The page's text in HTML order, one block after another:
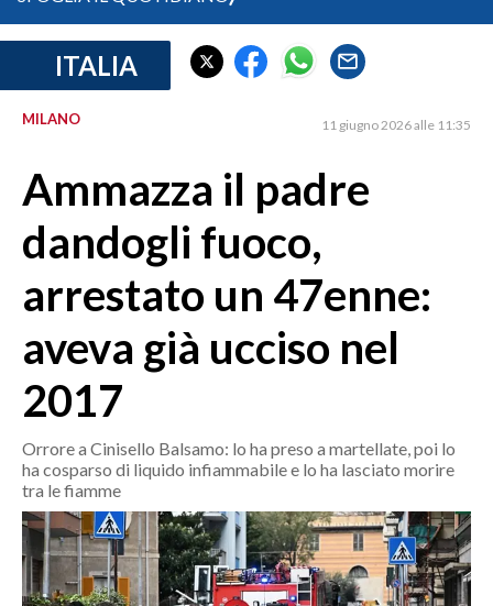
CRONACA SARDEGNA
MEDIO CAMPIDANO
ORISTANO E PROVINCIA
SASSARI E PROVINCIA
GALLURA
OGLIASTRA
AGENDA
CRONACA
ITALIA
MONDO
POLITICA
ITALIA
MILANO 11 giugno 2026 alle 11:35
Ammazza il padre
dandogli fuoco,
arrestato un 47enne:
aveva già ucciso nel
2017
Orrore a Cinisello Balsamo: lo ha preso a martellate, poi lo
ha cosparso di liquido infiammabile e lo ha lasciato morire
tra le fiamme